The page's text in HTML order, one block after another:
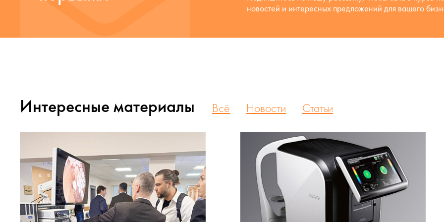
новостей и интересных предложений для вашего
Интересные материалы Всё Новости Статьи